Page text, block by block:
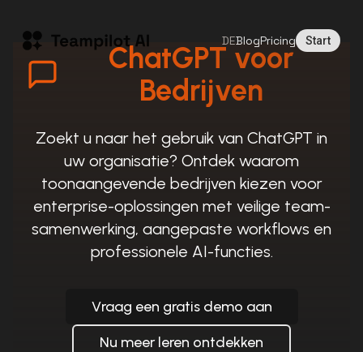
DEBlogPricing Start
ChatGPT voor
Bedrijven
Zoekt u naar het gebruik van ChatGPT in
uw organisatie? Ontdek waarom
toonaangevende bedrijven kiezen voor
enterprise-oplossingen met veilige team-
samenwerking, aangepaste workflows en
professionele AI-functies.
Vraag een gratis demo aan
Nu meer leren ontdekken